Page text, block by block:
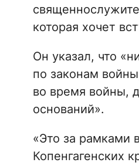
которая хочет
Он указал, что
по законам
во время войны,
оснований».
«Это за рамками
Копенгагенских